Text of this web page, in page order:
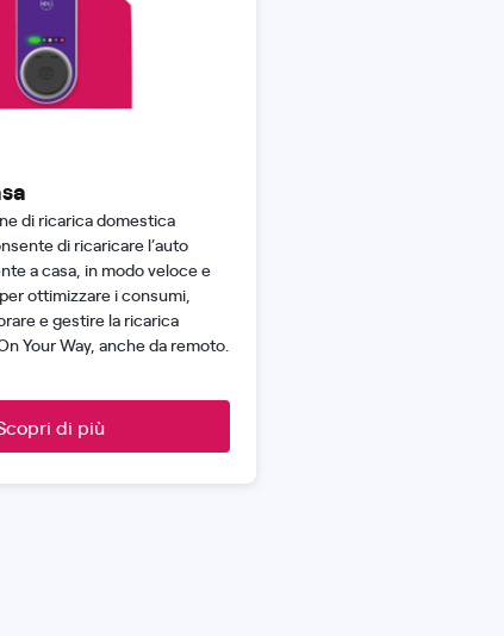
di ricarica domestica
di ricaricare l’auto
a casa, in modo veloce e
ottimizzare i consumi,
e gestire la ricarica
Your Way, anche da remoto.
di più